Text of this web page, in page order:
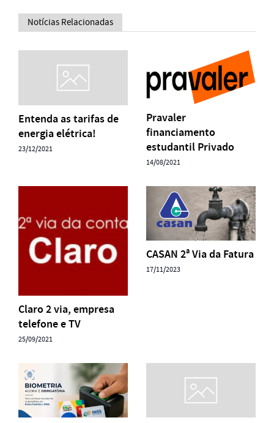
Notícias Relacionadas
Entenda as tarifas de
energia elétrica!
23/12/2021
Pravaler
financiamento
estudantil Privado
14/08/2021
Claro 2 via, empresa
telefone e TV
25/09/2021
CASAN 2ª Via da Fatura
17/11/2023